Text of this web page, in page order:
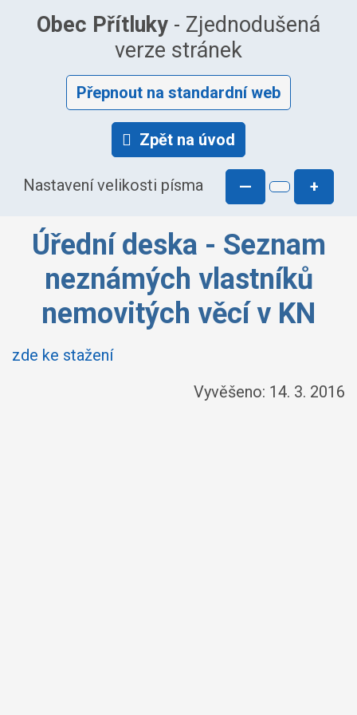
Obec Přítluky - Zjednodušená
verze stránek
Přepnout na standardní web
Zpět na úvod
Nastavení velikosti písma — +
Úřední deska - Seznam
neznámých vlastníků
nemovitých věcí v KN
zde ke stažení
Vyvěšeno: 14. 3. 2016